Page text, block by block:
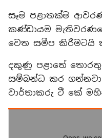
සෑම පළාතක්ම
කණ්ඩායම
වෙත සමීප කිරීමටයි
දකුණු පළාතේ
සම්බන්ධ කර
වාර්තාකරු ටී කේ